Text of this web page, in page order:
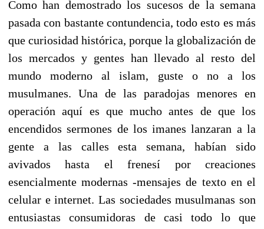
Como han demostrado los sucesos de la semana
pasada con bastante contundencia, todo esto es más
que curiosidad histórica, porque la globalización de
los mercados y gentes han llevado al resto del
mundo moderno al islam, guste o no a los
musulmanes. Una de las paradojas menores en
operación aquí es que mucho antes de que los
encendidos sermones de los imanes lanzaran a la
gente a las calles esta semana, habían sido
avivados hasta el frenesí por creaciones
esencialmente modernas -mensajes de texto en el
celular e internet. Las sociedades musulmanas son
entusiastas consumidoras de casi todo lo que